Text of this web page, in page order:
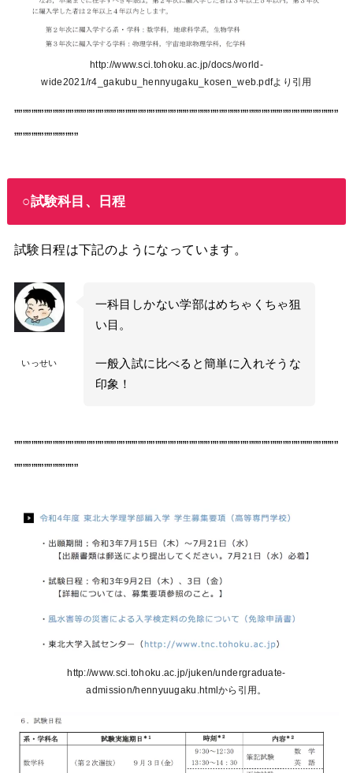
http://www.sci.tohoku.ac.jp/docs/world-
wide2021/r4_gakubu_hennyugaku_kosen_web.pdfより引用
””””””””””””””””””””””””””””””””””””””””””””””””””””””””””””””””””””””””””””
”””””””””””””””
○試験科目、日程
試験日程は下記のようになっています。
いっせい
一科目しかない学部はめちゃくちゃ狙
い目。
一般入試に比べると簡単に入れそうな
印象！
””””””””””””””””””””””””””””””””””””””””””””””””””””””””””””””””””””””””””””
”””””””””””””””
http://www.sci.tohoku.ac.jp/juken/undergraduate-
admission/hennyuugaku.htmlから引用。